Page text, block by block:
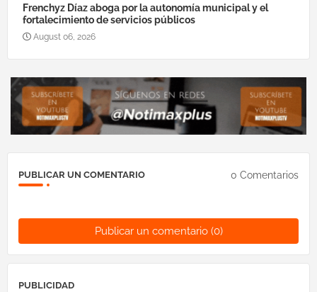
Frenchyz Díaz aboga por la autonomía municipal y el
fortalecimiento de servicios públicos
August 06, 2026
PUBLICAR UN COMENTARIO 0 Comentarios
Publicar un comentario (0)
PUBLICIDAD